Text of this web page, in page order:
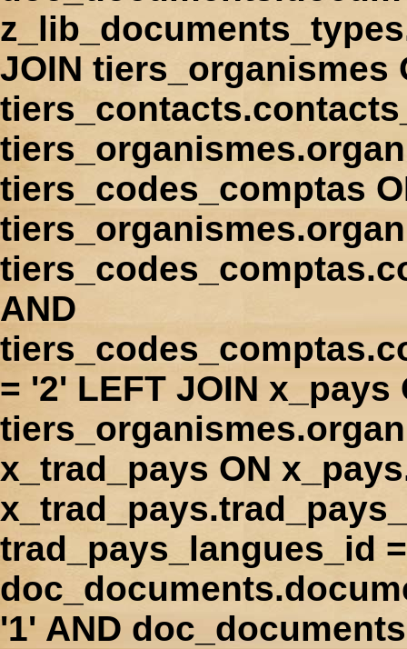
JOIN tiers_organismes
tiers_codes_comptas
AND
= '2' LEFT JOIN
x_trad_pays ON
trad_pays_langues_id
'1' AND